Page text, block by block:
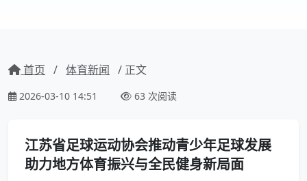
首页 / 体育新闻 / 正文
2026-03-10 14:51 63 次阅读
江苏省足球运动协会推动青少年足球发展
助力地方体育振兴与全民健身新局面